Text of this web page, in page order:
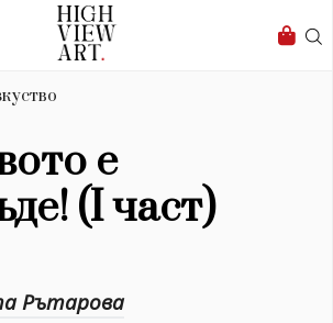
е
(I част)
Рътарова